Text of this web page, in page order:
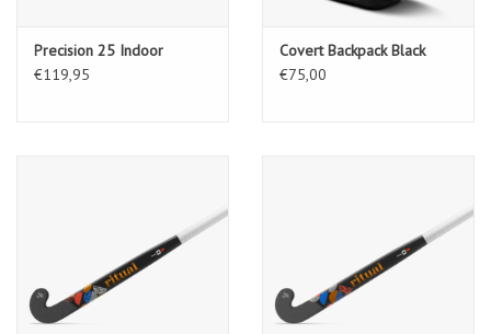
Precision 25 Indoor
€119,95
Covert Backpack Black
€75,00